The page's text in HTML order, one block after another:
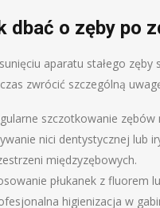
dbać o zęby po
aparatu stałego
zwrócić szczególną
szczotkowanie
nici dentystycznej lub
międzyzębowych.
płukanek z fluorem
higienizacja w